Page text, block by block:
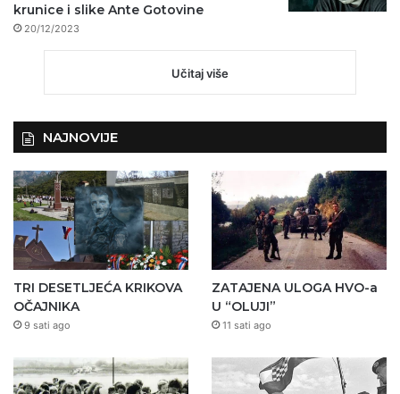
krunice i slike Ante Gotovine
20/12/2023
Učitaj više
NAJNOVIJE
TRI DESETLJEĆA KRIKOVA
OČAJNIKA
9 sati ago
ZATAJENA ULOGA HVO-a
U “OLUJI”
11 sati ago